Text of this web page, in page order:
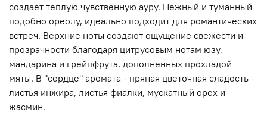
создает теплую чувственную ауру. Нежный и туманный
подобно ореолу, идеально подходит для романтических
встреч. Верхние ноты создают ощущение свежести и
прозрачности благодаря цитрусовым нотам юзу,
мандарина и грейпфрута, дополненных прохладой
мяты. В "сердце" аромата - пряная цветочная сладость -
листья инжира, листья фиалки, мускатный орех и
жасмин.